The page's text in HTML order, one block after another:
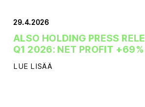
29.4.2026
ALSO HOLDING PRESS
Q1 2026: NET PROFIT +69%
LUE LISÄÄ